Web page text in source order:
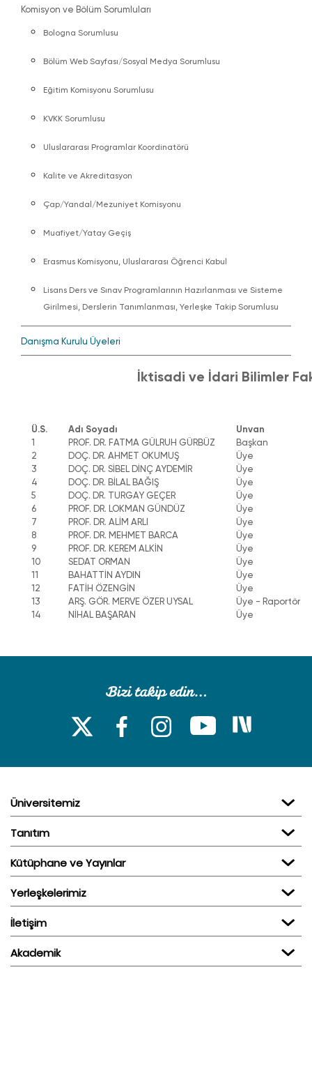
Komisyon ve Bölüm Sorumluları
Bologna Sorumlusu
Bölüm Web Sayfası/Sosyal Medya Sorumlusu
Eğitim Komisyonu Sorumlusu
KVKK Sorumlusu
Uluslararası Programlar Koordinatörü
Kalite ve Akreditasyon
Çap/Yandal/Mezuniyet Komisyonu
Muafiyet/Yatay Geçiş
Erasmus Komisyonu, Uluslararası Öğrenci Kabul
Lisans Ders ve Sınav Programlarının Hazırlanması ve Sisteme
Girilmesi, Derslerin Tanımlanması, Yerleşke Takip Sorumlusu
Danışma Kurulu Üyeleri
İktisadi ve İdari Bilimler
Ü.S. Adı Soyadı Unvan
1 PROF. DR. FATMA GÜLRUH GÜRBÜZ
Başkan
2
DOÇ. DR. AHMET OKUMUŞ
Üye
3
DOÇ. DR. SİBEL DİNÇ AYDEMİR
Üye
4
DOÇ. DR. BİLAL BAĞIŞ
Üye
5
DOÇ. DR. TURGAY GEÇER
Üye
6
PROF. DR. LOKMAN GÜNDÜZ
Üye
7
PROF. DR. ALİM ARLI
Üye
8
PROF. DR. MEHMET BARCA
Üye
9
PROF. DR. KEREM ALKİN
Üye
10
SEDAT ORMAN
Üye
11
BAHATTİN AYDIN
Üye
12
FATİH ÖZENGİN
Üye
13
ARŞ. GÖR. MERVE ÖZER UYSAL
Üye - Raportör
14
NİHAL BAŞARAN Üye
Üniversitemiz
Tanıtım
Kütüphane ve Yayınlar
Yerleşkelerimiz
İletişim
Akademik